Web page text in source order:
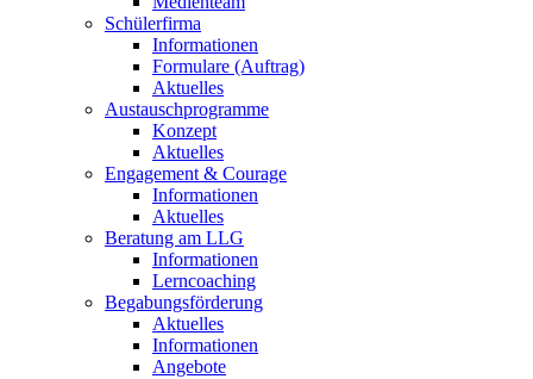
Schülerfirma
Informationen
Formulare (Auftrag)
Aktuelles
Austauschprogramme
Konzept
Aktuelles
Engagement & Courage
Informationen
Aktuelles
Beratung am LLG
Informationen
Lerncoaching
Begabungsförderung
Aktuelles
Informationen
Angebote